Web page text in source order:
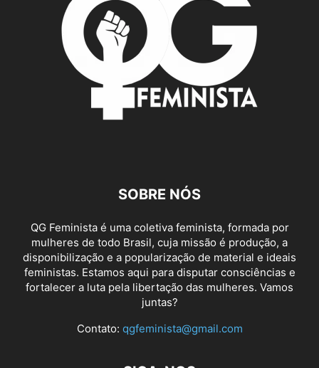
SOBRE NÓS
QG Feminista é uma coletiva feminista, formada por
mulheres de todo Brasil, cuja missão é produção, a
disponibilização e a popularização de material e ideais
feministas. Estamos aqui para disputar consciências e
fortalecer a luta pela libertação das mulheres. Vamos
juntas?
Contato: qgfeminista@gmail.com